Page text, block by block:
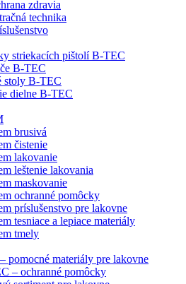
zdravia
technika
striekacích pištolí B-TEC
B-TEC
stoly B-TEC
dielne B-TEC
brusivá
čistenie
lakovanie
leštenie lakovania
maskovanie
ochranné pomôcky
príslušenstvo pre lakovne
tesniace a lepiace materiály
tmely
pomocné materiály pre lakovne
– ochranné pomôcky